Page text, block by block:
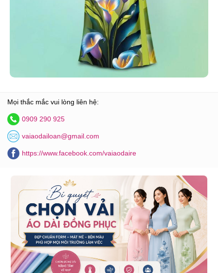
Mọi thắc mắc vui lòng liên hệ:
0909 290 925
vaiaodailoan@gmail.com
https://www.facebook.com/vaiaodaire